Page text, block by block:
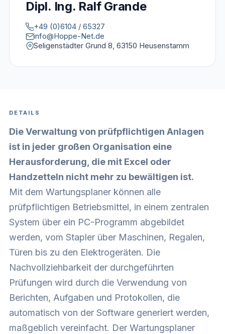
Dipl. Ing. Ralf Grande
+49 (0)6104 / 65327
info@Hoppe-Net.de
Seligenstädter Grund 8, 63150 Heusenstamm
DETAILS
Die Verwaltung von prüfpflichtigen Anlagen
ist in jeder großen Organisation eine
Herausforderung, die mit Excel oder
Handzetteln nicht mehr zu bewältigen ist.
Mit dem Wartungsplaner können alle
prüfpflichtigen Betriebsmittel, in einem zentralen
System über ein PC-Programm abgebildet
werden, vom Stapler über Maschinen, Regalen,
Türen bis zu den Elektrogeräten. Die
Nachvollziehbarkeit der durchgeführten
Prüfungen wird durch die Verwendung von
Berichten, Aufgaben und Protokollen, die
automatisch von der Software generiert werden,
maßgeblich vereinfacht. Der Wartungsplaner